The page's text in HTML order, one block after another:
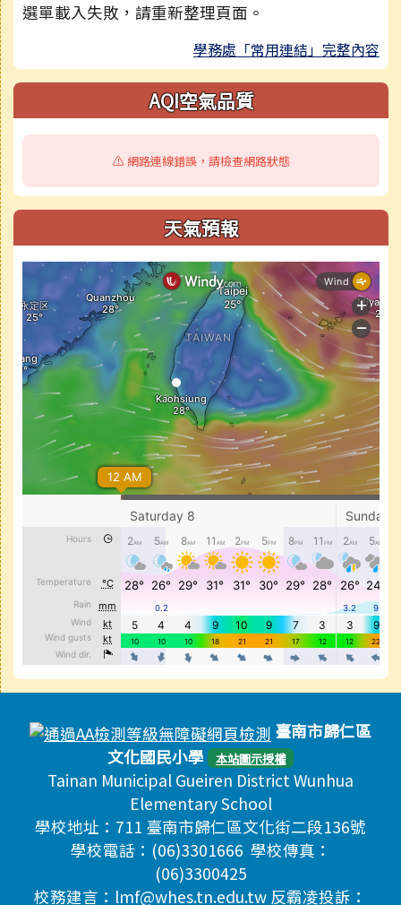
選單載入失敗，請重新整理頁面。
學務處「常用連結」完整內容
AQI空氣品質
⚠️ 網路連線錯誤，請檢查網路狀態
天氣預報
頁尾區域內容
臺南市歸仁區
文化國民小學 本站圖示授權
Tainan Municipal Gueiren District Wunhua
Elementary School
學校地址：711 臺南市歸仁區文化街二段136號
學校電話：(06)3301666 學校傳真：
(06)3300425
校務建言：lmf@whes.tn.edu.tw 反霸凌投訴：